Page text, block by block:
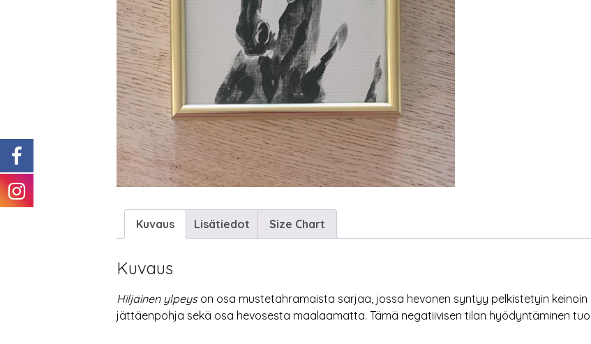
Kuvaus Lisätiedot Size Chart
Kuvaus
Hiljainen ylpeyson osa mustetahramaista sarjaa, jossa hevonen syntyy pelkistetyin
jättäenpohja sekä osa hevosesta maalaamatta. Tämä negatiivisen tilan hyödyntäminen